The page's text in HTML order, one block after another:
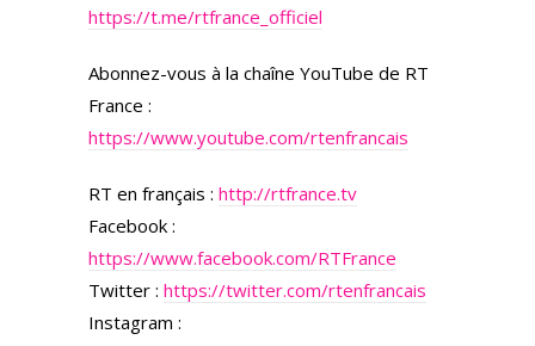
https://t.me/rtfrance_officiel
Abonnez-vous à la chaîne YouTube de RT
France :
https://www.youtube.com/rtenfrancais
RT en français : http://rtfrance.tv
Facebook :
https://www.facebook.com/RTFrance
Twitter : https://twitter.com/rtenfrancais
Instagram :